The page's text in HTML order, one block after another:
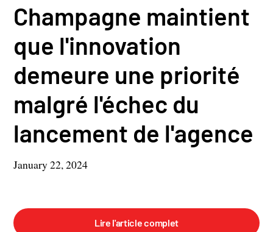
Champagne maintient
que l'innovation
demeure une priorité
malgré l'échec du
lancement de l'agence
January 22, 2024
Lire l'article complet